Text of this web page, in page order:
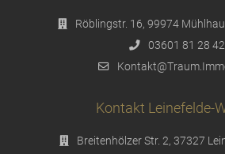
Röblingstr. 16, 99974
03601 81 28 42
Kontakt Leinefelde-
Breitenhölzer Str. 2, 37327